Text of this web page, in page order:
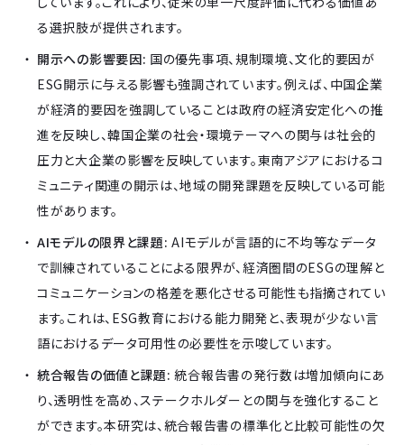
る選択肢が提供されます。
開示への影響要因: 国の優先事項、規制環境、文化的要因が
ESG開示に与える影響も強調されています。例えば、中国企業
が経済的要因を強調していることは政府の経済安定化への推
進を反映し、韓国企業の社会・環境テーマへの関与は社会的
圧力と大企業の影響を反映しています。東南アジアにおけるコ
ミュニティ関連の開示は、地域の開発課題を反映している可能
性があります。
AIモデルの限界と課題: AIモデルが言語的に不均等なデータ
で訓練されていることによる限界が、経済圏間のESGの理解と
コミュニケーションの格差を悪化させる可能性も指摘されてい
ます。これは、ESG教育における能力開発と、表現が少ない言
語におけるデータ可用性の必要性を示唆しています。
統合報告の価値と課題: 統合報告書の発行数は増加傾向にあ
り、透明性を高め、ステークホルダーとの関与を強化すること
ができます。本研究は、統合報告書の標準化と比較可能性の欠